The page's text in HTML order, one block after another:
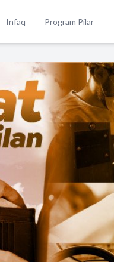
Infaq Program Pilar